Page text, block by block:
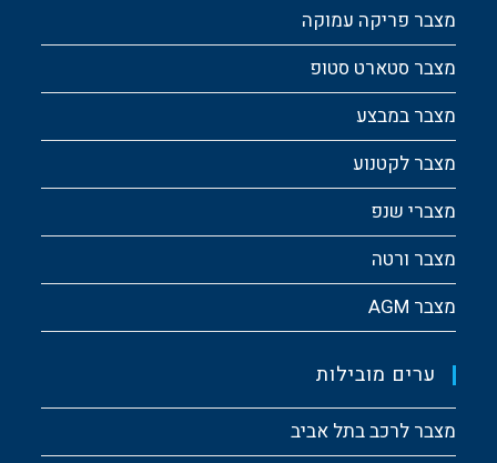
מצבר פריקה עמוקה
מצבר סטארט סטופ
מצבר במבצע
מצבר לקטנוע
מצברי שנפ
מצבר ורטה
מצבר AGM
ערים מובילות
מצבר לרכב בתל אביב